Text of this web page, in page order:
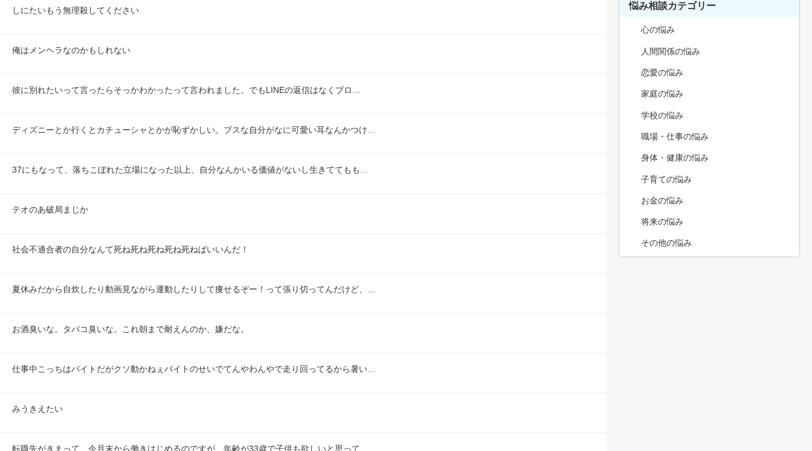
しにたいもう無理殺してください
俺はメンヘラなのかもしれない
彼に別れたいって言ったらそっかわかったって言われました。でもLINEの返信はなくブロ…
ディズニーとか行くとカチューシャとかが恥ずかしい。ブスな自分がなに可愛い耳なんかつけ…
37にもなって、落ちこぼれた立場になった以上、自分なんかいる価値がないし生きててもも…
テオのあ破局まじか
社会不適合者の自分なんて死ね死ね死ね死ね死ねばいいんだ！
夏休みだから自炊したり動画見ながら運動したりして痩せるぞー！って張り切ってんだけど、…
お酒臭いな。タバコ臭いな。これ朝まで耐えんのか、嫌だな。
仕事中こっちはバイトだがクソ動かねぇバイトのせいでてんやわんやで走り回ってるから暑い…
みうきえたい
転職先がきまって、今月末から働きはじめるのですが、年齢が33歳で子供も欲しいと思って…
悩み相談カテゴリー
心の悩み
人間関係の悩み
恋愛の悩み
家庭の悩み
学校の悩み
職場・仕事の悩み
身体・健康の悩み
子育ての悩み
お金の悩み
将来の悩み
その他の悩み